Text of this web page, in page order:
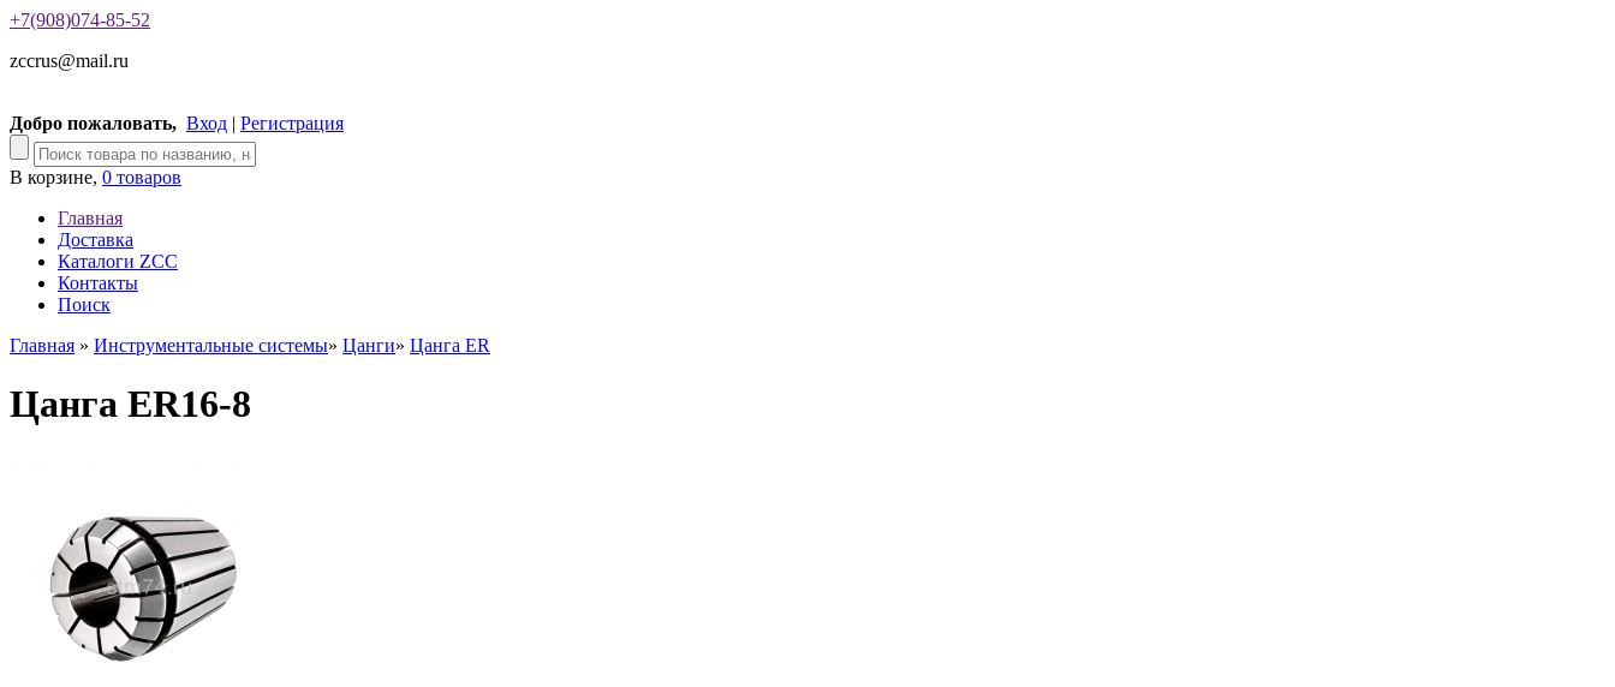
+7(908)074-85-52
zccrus@mail.ru
Добро пожаловать, Вход | Регистрация
В корзине, 0 товаров
Главная
Доставка
Каталоги ZCC
Контакты
Поиск
Главная » Инструментальные системы» Цанги» Цанга ER
Цанга ER16-8